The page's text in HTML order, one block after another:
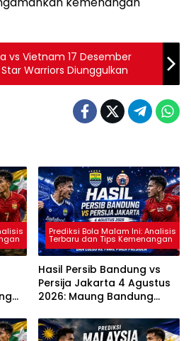
vs Vietnam 17 Desember
Warriors Diunggulkan
Prediksi Bola Malam Ini: Analisis
Terbaru dan Tips Kemenangan
Hasil Persib Bandung vs
Persija Jakarta 4 Agustus
2026: Maung Bandung
Final Piala Presiden